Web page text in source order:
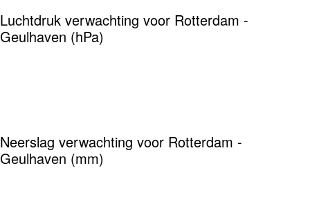
Luchtdruk verwachting voor Rotterdam -
Geulhaven (hPa)
Neerslag verwachting voor Rotterdam -
Geulhaven (mm)